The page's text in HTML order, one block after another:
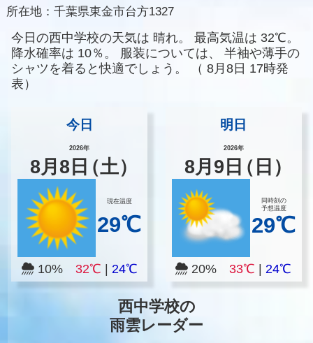
所在地： 千葉県東金市台方1327
今日の西中学校の天気は 晴れ。 最高気温は 32℃。
降水確率は 10％。 服装については、
半袖や薄手の
シャツを着ると快適でしょう。
（ 8月8日 17時発
表）
今日
2026年
8月8 日（土）
現在温度
29℃
10% 32℃ 24℃
明日
2026年
8月 9 日（日）
同時刻の
予想温度
29℃
20%33℃ |24℃
西中学校の
雨雲レーダー